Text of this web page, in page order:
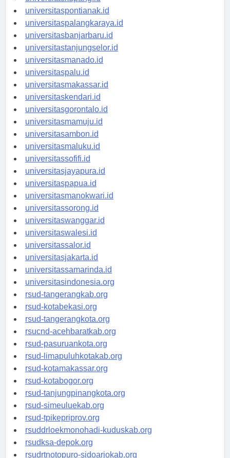
universitaskupang.id
universitaspontianak.id
universitaspalangkaraya.id
universitasbanjarbaru.id
universitastanjungselor.id
universitasmanado.id
universitaspalu.id
universitasmakassar.id
universitaskendari.id
universitasgorontalo.id
universitasmamuju.id
universitasambon.id
universitasmaluku.id
universitassofifi.id
universitasjayapura.id
universitaspapua.id
universitasmanokwari.id
universitassorong.id
universitaswanggar.id
universitaswalesi.id
universitassalor.id
universitasjakarta.id
universitassamarinda.id
universitasindonesia.org
rsud-tangerangkab.org
rsud-kotabekasi.org
rsud-tangerangkota.org
rsucnd-acehbaratkab.org
rsud-pasuruankota.org
rsud-limapuluhkotakab.org
rsud-kotamakassar.org
rsud-kotabogor.org
rsud-tanjungpinangkota.org
rsud-simeuluekab.org
rsud-tpikepriprov.org
rsuddrloekmonohadi-kuduskab.org
rsudksa-depok.org